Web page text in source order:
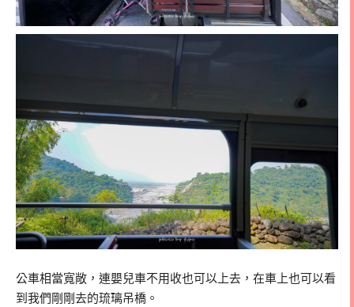
公車相當寬敞，連嬰兒車不用收也可以上去，在車上也可以看
到我們剛剛去的琉璃吊橋。